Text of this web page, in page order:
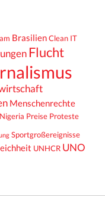
BrasilienClean IT
Flucht
Menschenrechte
Nigeria Preise Proteste
Sportgroßereignisse
UNHCR UNO